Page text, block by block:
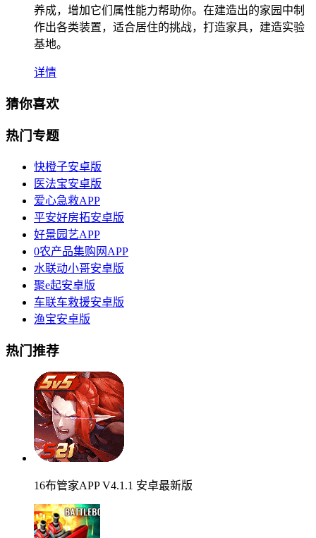
养成，增加它们属性能力帮助你。在建造出的家园中制
作出各类装置，适合居住的挑战，打造家具，建造实验
基地。
详情
猜你喜欢
热门专题
快橙子安卓版
医法宝安卓版
爱心急救APP
平安好房拓安卓版
好景园艺APP
0农产品集购网APP
水联动小哥安卓版
聚e起安卓版
车联车救援安卓版
渔宝安卓版
热门推荐
16布管家APP V4.1.1 安卓最新版